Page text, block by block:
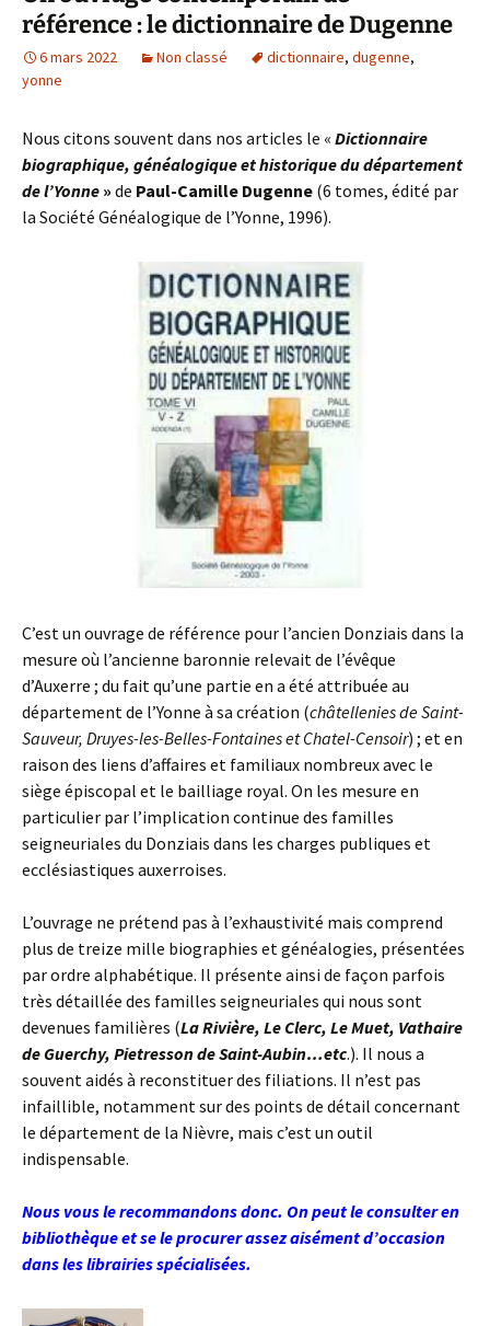
référence : le dictionnaire de Dugenne
6 mars 2022 Non classé dictionnaire, dugenne,
yonne
Nous citons souvent dans nos articles le « Dictionnaire
biographique, généalogique et historique du département
de l’Yonne » de Paul-Camille Dugenne (6 tomes, édité par
la Société Généalogique de l’Yonne, 1996).
C’est un ouvrage de référence pour l’ancien Donziais dans la
mesure où l’ancienne baronnie relevait de l’évêque
d’Auxerre ; du fait qu’une partie en a été attribuée au
département de l’Yonne à sa création (châtellenies de Saint-
Sauveur, Druyes-les-Belles-Fontaines et Chatel-Censoir) ; et en
raison des liens d’affaires et familiaux nombreux avec le
siège épiscopal et le bailliage royal. On les mesure en
particulier par l’implication continue des familles
seigneuriales du Donziais dans les charges publiques et
ecclésiastiques auxerroises.
L’ouvrage ne prétend pas à l’exhaustivité mais comprend
plus de treize mille biographies et généalogies, présentées
par ordre alphabétique. Il présente ainsi de façon parfois
très détaillée des familles seigneuriales qui nous sont
devenues familières (La Rivière, Le Clerc, Le Muet, Vathaire
de Guerchy, Pietresson de Saint-Aubin…etc.). Il nous a
souvent aidés à reconstituer des filiations. Il n’est pas
infaillible, notamment sur des points de détail concernant
le département de la Nièvre, mais c’est un outil
indispensable.
Nous vous le recommandons donc. On peut le consulter en
bibliothèque et se le procurer assez aisément d’occasion
dans les librairies spécialisées.